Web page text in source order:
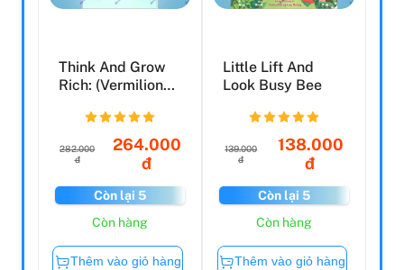
Think And Grow
Rich: (Vermilion
282.000
đ
264.000
đ
Còn lại 5
Còn hàng
Thêm vào giỏ hàng
Little Lift And
Look Busy Bee
139.000
đ
138.000
đ
Còn lại 5
Còn hàng
Thêm vào giỏ hàng